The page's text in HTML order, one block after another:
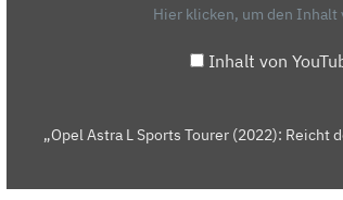
MOTOR
Hier klicken, um den Inhalt
Inhalt von
„Opel Astra L Sports Tourer (2022): Reicht